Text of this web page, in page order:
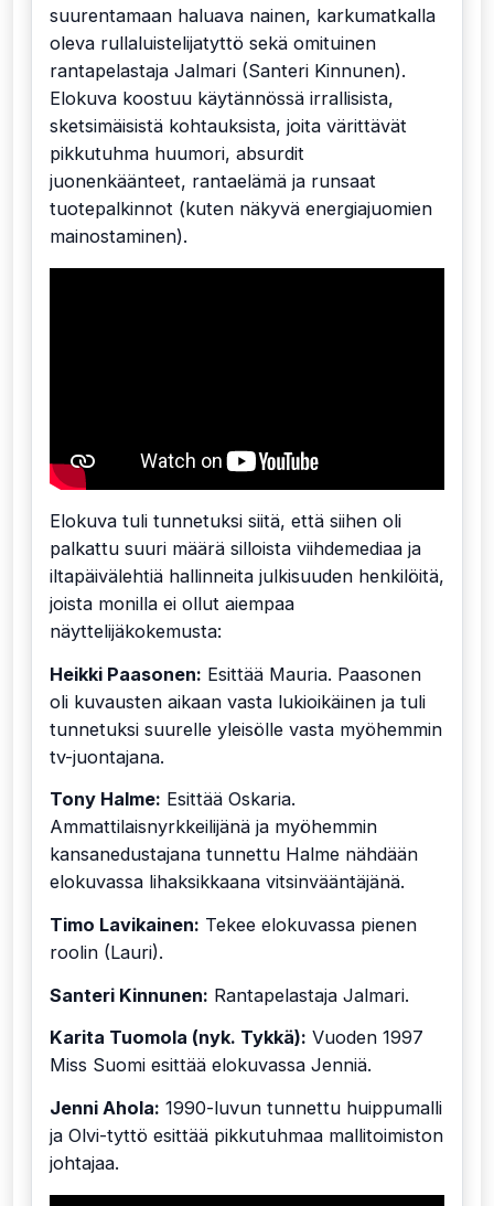
suurentamaan haluava nainen, karkumatkalla
oleva rullaluistelijatyttö sekä omituinen
rantapelastaja Jalmari (Santeri Kinnunen).
Elokuva koostuu käytännössä irrallisista,
sketsimäisistä kohtauksista, joita värittävät
pikkutuhma huumori, absurdit
juonenkäänteet, rantaelämä ja runsaat
tuotepalkinnot (kuten näkyvä energiajuomien
mainostaminen).
Elokuva tuli tunnetuksi siitä, että siihen oli
palkattu suuri määrä silloista viihdemediaa ja
iltapäivälehtiä hallinneita julkisuuden henkilöitä,
joista monilla ei ollut aiempaa
näyttelijäkokemusta:
Heikki Paasonen: Esittää Mauria. Paasonen
oli kuvausten aikaan vasta lukioikäinen ja tuli
tunnetuksi suurelle yleisölle vasta myöhemmin
tv-juontajana.
Tony Halme: Esittää Oskaria.
Ammattilaisnyrkkeilijänä ja myöhemmin
kansanedustajana tunnettu Halme nähdään
elokuvassa lihaksikkaana vitsinvääntäjänä.
Timo Lavikainen: Tekee elokuvassa pienen
roolin (Lauri).
Santeri Kinnunen: Rantapelastaja Jalmari.
Karita Tuomola (nyk. Tykkä): Vuoden 1997
Miss Suomi esittää elokuvassa Jenniä.
Jenni Ahola: 1990-luvun tunnettu huippumalli
ja Olvi-tyttö esittää pikkutuhmaa mallitoimiston
johtajaa.